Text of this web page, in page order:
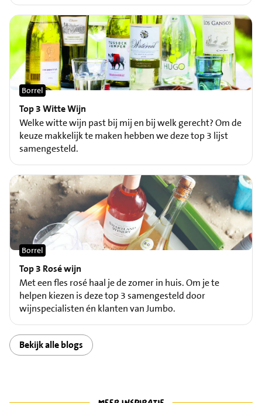
Top 3 Witte Wijn
Borrel
Welke witte wijn past bij mij en bij welk gerecht? Om de
keuze makkelijk te maken hebben we deze top 3 lijst
samengesteld.
Top 3 Rosé wijn
Borrel
Met een fles rosé haal je de zomer in huis. Om je te
helpen kiezen is deze top 3 samengesteld door
wijnspecialisten én klanten van Jumbo.
Bekijk alle blogs